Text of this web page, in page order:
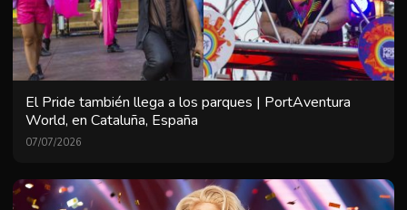
El Pride también llega a los parques | PortAventura
World, en Cataluña, España
07/07/2026